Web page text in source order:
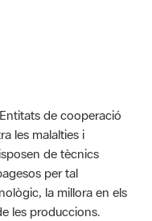
de cooperació
les malalties i
de tècnics
per tal
la millora en els
les produccions.